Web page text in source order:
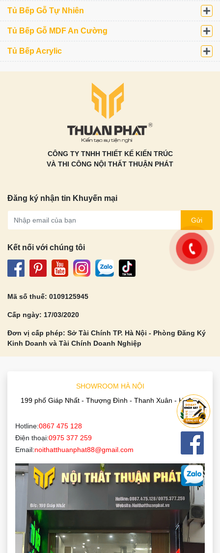
Tủ Bếp Gỗ Tự Nhiên
Tủ Bếp Gỗ MDF An Cường
Tủ Bếp Acrylic
CÔNG TY TNHH THIẾT KẾ KIẾN TRÚC
VÀ THI CÔNG NỘI THẤT THUẬN PHÁT
Đăng ký nhận tin Khuyến mại
Gửi
Kết nối với chúng tôi
Mã số thuế: 0109125945
Cấp ngày: 17/03/2020
Đơn vị cấp phép: Sở Tài Chính TP. Hà Nội - Phòng Đăng Ký
Kinh Doanh và Tài Chính Doanh Nghiệp
SHOWROOM HÀ NỘI
199 phố Giáp Nhất - Thượng Đình - Thanh Xuân - Hà Nội
Hotline:0867 475 128
Điện thoại:0975 377 259
Email:noithatthuanphat88@gmail.com